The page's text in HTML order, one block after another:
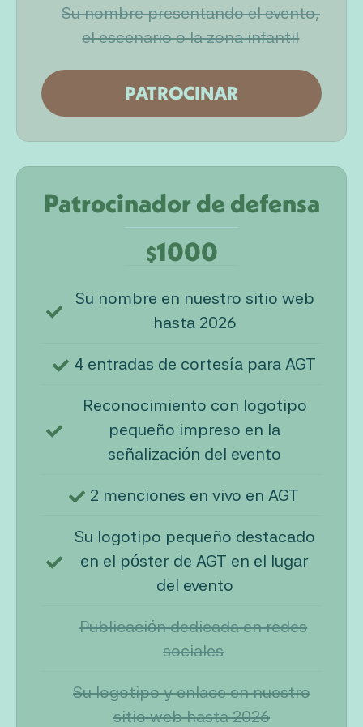
Su nombre presentando el evento,
el escenario o la zona infantil
PATROCINAR
Patrocinador de defensa
$1000
Su nombre en nuestro sitio web
hasta 2026
4 entradas de cortesía para AGT
Reconocimiento con logotipo
pequeño impreso en la
señalización del evento
2 menciones en vivo en AGT
Su logotipo pequeño destacado
en el póster de AGT en el lugar
del evento
Publicación dedicada en redes
sociales
Su logotipo y enlace en nuestro
sitio web hasta 2026